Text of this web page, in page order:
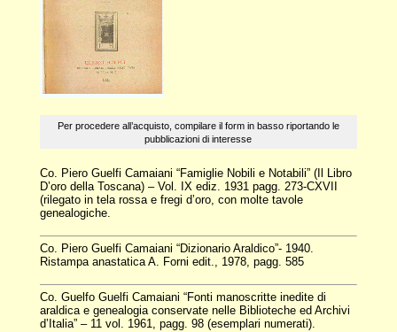
Per procedere all’acquisto, compilare il form in basso riportando le
pubblicazioni di interesse
Co. Piero Guelfi Camaiani “Famiglie Nobili e Notabili” (Il Libro
D’oro della Toscana) – Vol. IX ediz. 1931 pagg. 273-CXVII
(rilegato in tela rossa e fregi d’oro, con molte tavole
genealogiche.
Co. Piero Guelfi Camaiani “Dizionario Araldico”- 1940.
Ristampa anastatica A. Forni edit., 1978, pagg. 585
Co. Guelfo Guelfi Camaiani “Fonti manoscritte inedite di
araldica e genealogia conservate nelle Biblioteche ed Archivi
d’Italia” – 11 vol. 1961, pagg. 98 (esemplari numerati).